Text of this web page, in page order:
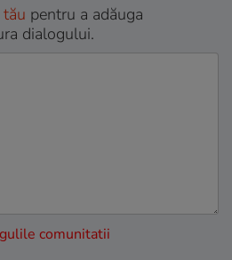
pentru a adăuga
dialogului.
comunitatii